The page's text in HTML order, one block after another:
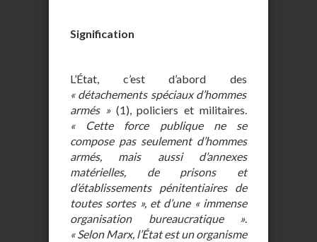
Signification
L’État, c’est d’abord des
« détachements spéciaux d’hommes
armés »(1), policiers et militaires.
« Cette force publique ne se
compose pas seulement d’hommes
armés, mais aussi d’annexes
matérielles, de prisons et
d’établissements pénitentiaires de
toutes sortes », et d’une « immense
organisation bureaucratique ».
« Selon Marx, l’État est un organisme